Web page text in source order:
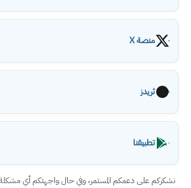
منصة X
ثريدز
تطبيقنا
نشكركم على دعمكم المستمر، وفي حال واجهتكم أي مشكلة